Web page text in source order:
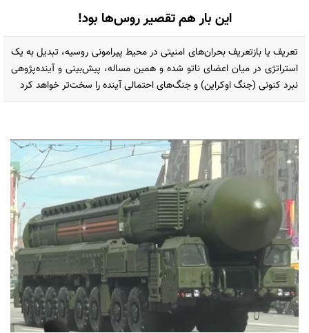
این بار هم تقصیر روس‌ها بود!
تعریف یا بازتعریف بحران‌های امنیتی در محیط پیرامونی روسیه، تبدیل به یک
استراتژی در میان اعضای ناتو شده و همین مساله، پیش‌بینی و آینده‌پژوهی
نبرد کنونی (جنگ اوکراین) و جنگ‌های احتمالی آینده را سخت‌تر خواهد کرد